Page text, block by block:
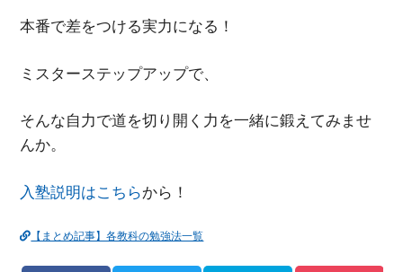
本番で差をつける実力になる！
ミスターステップアップで、
そんな自力で道を切り開く力を一緒に鍛えてみませ
んか。
入塾説明はこちらから！
【まとめ記事】各教科の勉強法一覧